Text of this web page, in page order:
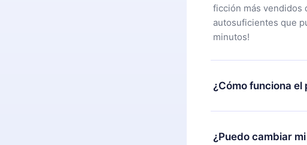
ficción más vendidos
autosuficientes que
minutos!
¿Cómo funciona
Puedes descargar
alguna razón no
¿Puedo cambiar